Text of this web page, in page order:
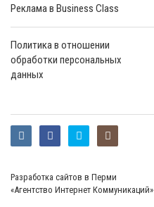
Реклама в Business Class
Политика в отношении
обработки персональных
данных
Разработка сайтов в Перми
«Агентство Интернет Коммуникаций»